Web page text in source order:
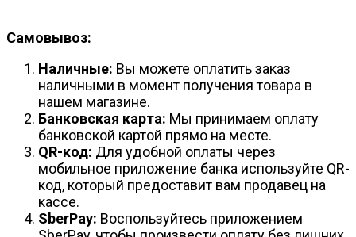
Самовывоз:
Наличные: Вы можете оплатить заказ
наличными в момент получения товара в
нашем магазине.
Банковская карта: Мы принимаем оплату
банковской картой прямо на месте.
QR-код: Для удобной оплаты через
мобильное приложение банка используйте QR-
код, который предоставит вам продавец на
кассе.
SberPay: Воспользуйтесь приложением